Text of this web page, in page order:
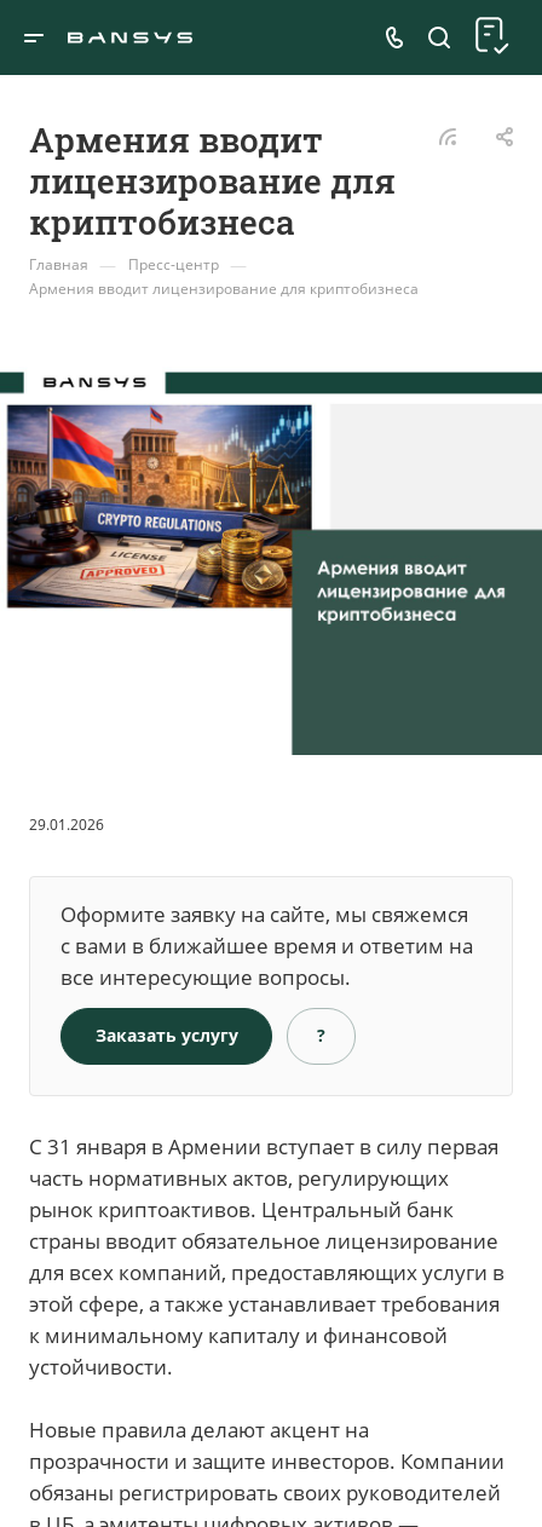
Армения вводит
лицензирование для
криптобизнеса
Главная — Пресс-центр —
Армения вводит лицензирование для криптобизнеса
29.01.2026
Оформите заявку на сайте, мы свяжемся
с вами в ближайшее время и ответим на
все интересующие вопросы.
Заказать услугу ?
С 31 января в Армении вступает в силу первая
часть нормативных актов, регулирующих
рынок криптоактивов. Центральный банк
страны вводит обязательное лицензирование
для всех компаний, предоставляющих услуги в
этой сфере, а также устанавливает требования
к минимальному капиталу и финансовой
устойчивости.
Новые правила делают акцент на
прозрачности и защите инвесторов. Компании
обязаны регистрировать своих руководителей